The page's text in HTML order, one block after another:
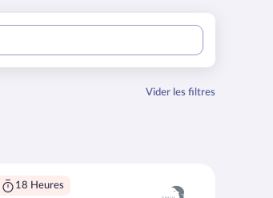
Vider les filtres
18 Heures